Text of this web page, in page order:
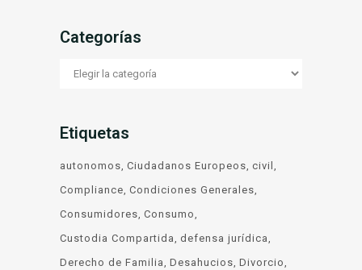
Categorías
Categorías
Etiquetas
autonomos Ciudadanos Europeos civil
Compliance Condiciones Generales
Consumidores Consumo
Custodia Compartida defensa jurídica
Derecho de Familia Desahucios Divorcio